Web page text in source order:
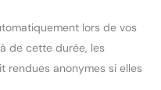
lors de vos
de cette durée, les
rendues anonymes si elles